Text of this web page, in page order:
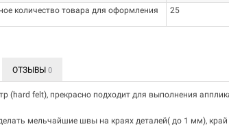
количество товара для оформления
25
ОТЗЫВЫ 0
(hard felt), прекрасно подходит для выполнения
мельчайшие швы на краях деталей( до 1 мм),